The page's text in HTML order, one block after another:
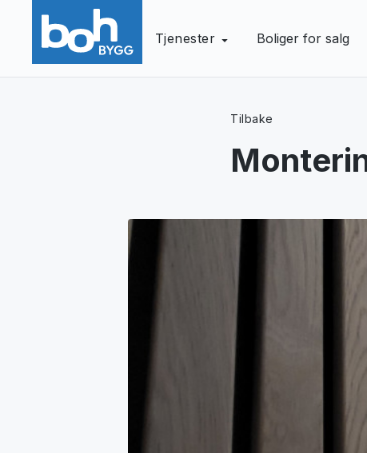
Tjenester Boliger for salg
Tilbake